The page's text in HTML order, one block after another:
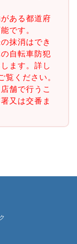
ある都道府
です。
抹消はでき
自転車防犯
ます。詳し
覧ください。
舗で行うこ
又は交番ま